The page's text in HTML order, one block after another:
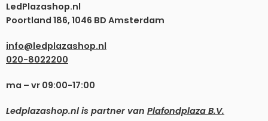
LedPlazashop.nl
Poortland 186, 1046 BD Amsterdam
info@ledplazashop.nl
020-8022200
ma – vr 09:00-17:00
Ledplazashop.nl is partner van Plafondplaza B.V.